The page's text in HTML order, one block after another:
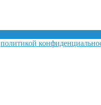
политикой